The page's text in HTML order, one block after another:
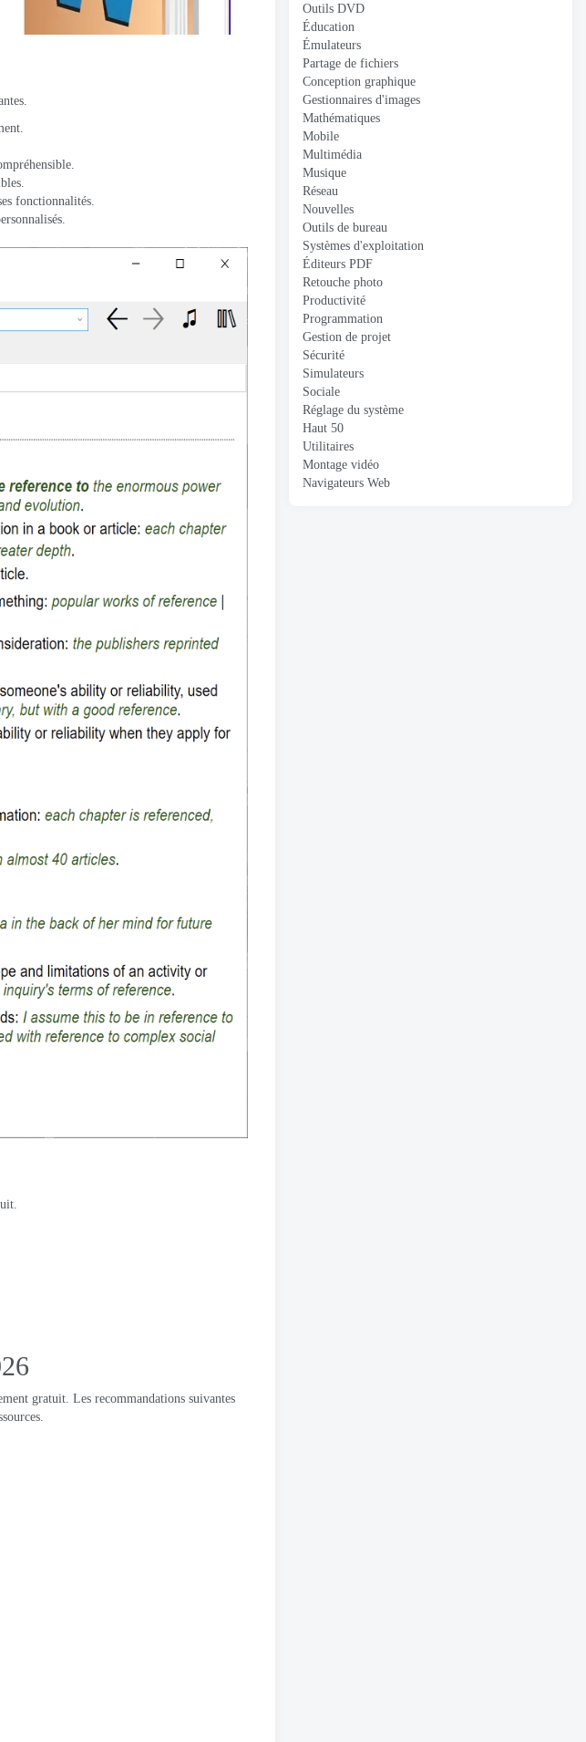
fonctionnalités.
gratuit. Les recommandations suivantes
Outils DVD
Éducation
Émulateurs
Partage de fichiers
Conception graphique
Gestionnaires d'images
Mathématiques
Mobile
Multimédia
Musique
Réseau
Nouvelles
Outils de bureau
Systèmes d'exploitation
Éditeurs PDF
Retouche photo
Productivité
Programmation
Gestion de projet
Sécurité
Simulateurs
Sociale
Réglage du système
Haut 50
Utilitaires
Montage vidéo
Navigateurs Web